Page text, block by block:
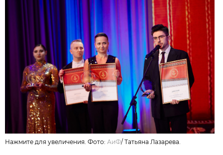
Нажмите для увеличения. Фото: АиФ/Татьяна Лазарева.